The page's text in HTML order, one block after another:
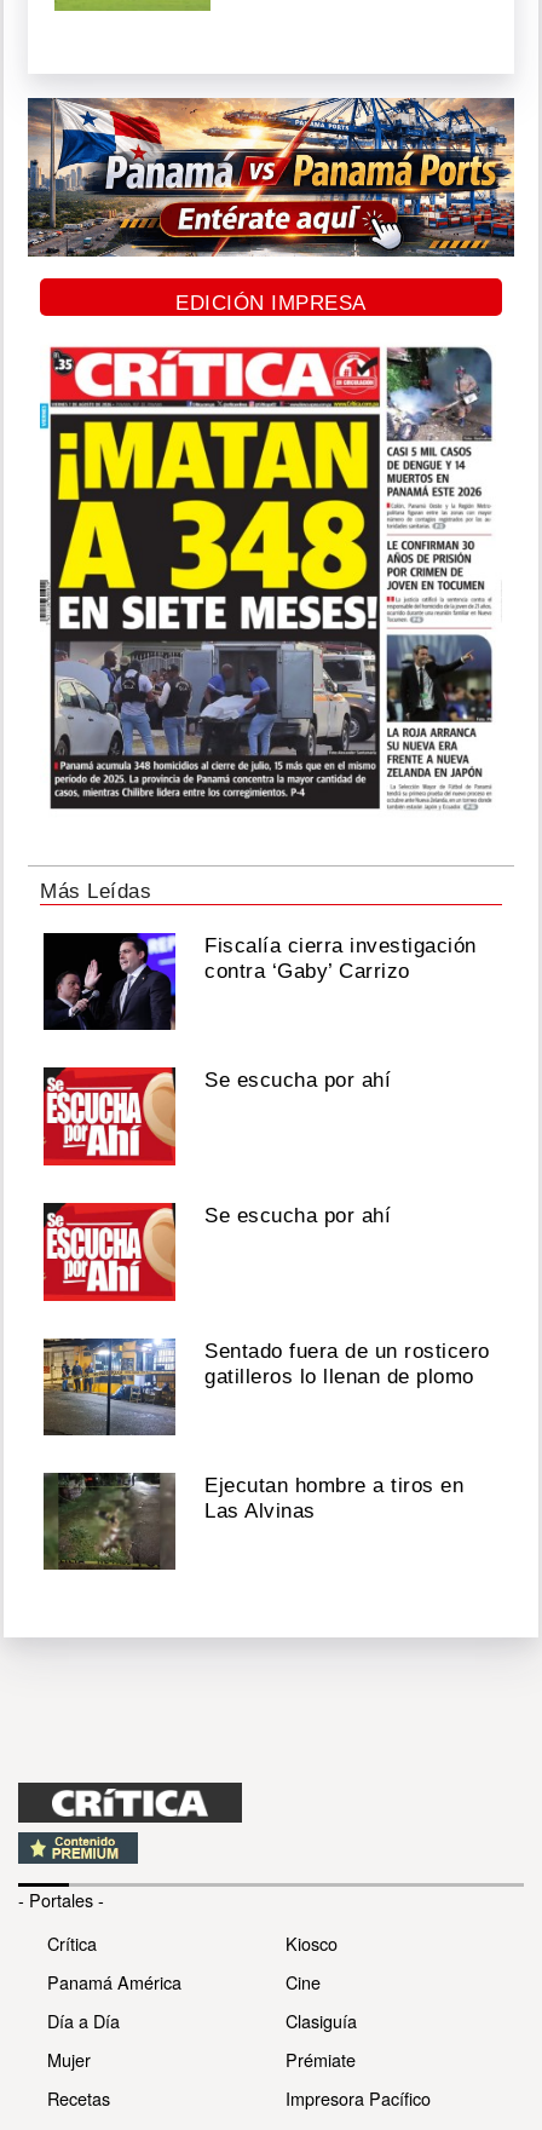
EDICIÓN IMPRESA
Más Leídas
Fiscalía cierra investigación
contra ‘Gaby’ Carrizo
Se escucha por ahí
Se escucha por ahí
Sentado fuera de un rosticero
gatilleros lo llenan de plomo
Ejecutan hombre a tiros en
Las Alvinas
- Portales -
Crítica
Panamá América
Día a Día
Mujer
Recetas
Kiosco
Cine
Clasiguía
Prémiate
Impresora Pacífico